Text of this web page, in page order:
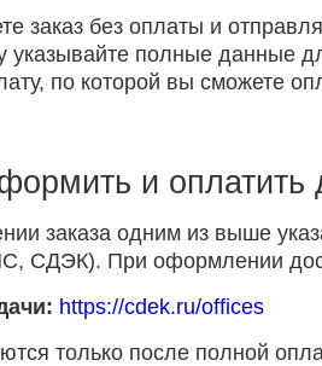
заказ без оплаты и
указывайте полные данные
по которой вы сможете
и оплатить
заказа одним из выше
СДЭК). При оформлении
https://cdek.ru/offices
только после полной